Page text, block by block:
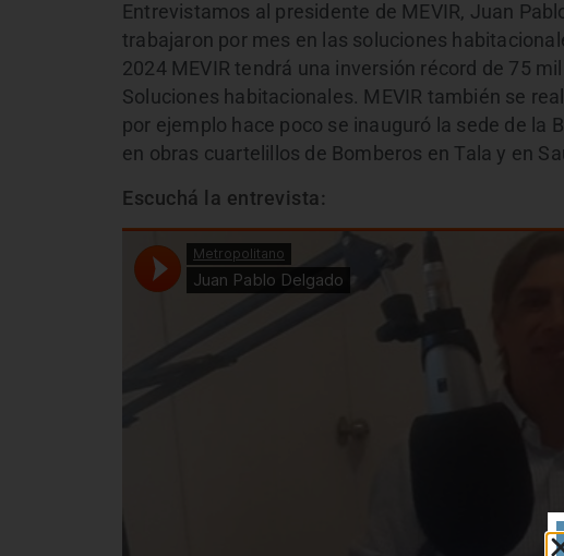
Entrevistamos al presidente de MEVIR, Juan
trabajaron por mes en las soluciones
2024 MEVIR tendrá una inversión récord de 75
Soluciones habitacionales. MEVIR también se
por ejemplo hace poco se inauguró la sede de la
en obras cuartelillos de Bomberos en Tala y en
Escuchá la entrevista: